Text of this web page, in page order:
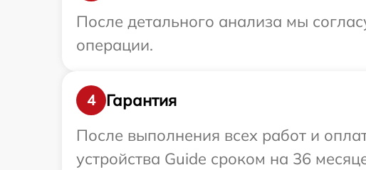
После детального анализа мы
операции.
4
Гарантия
После выполнения всех работ и
устройства Guide сроком на 36